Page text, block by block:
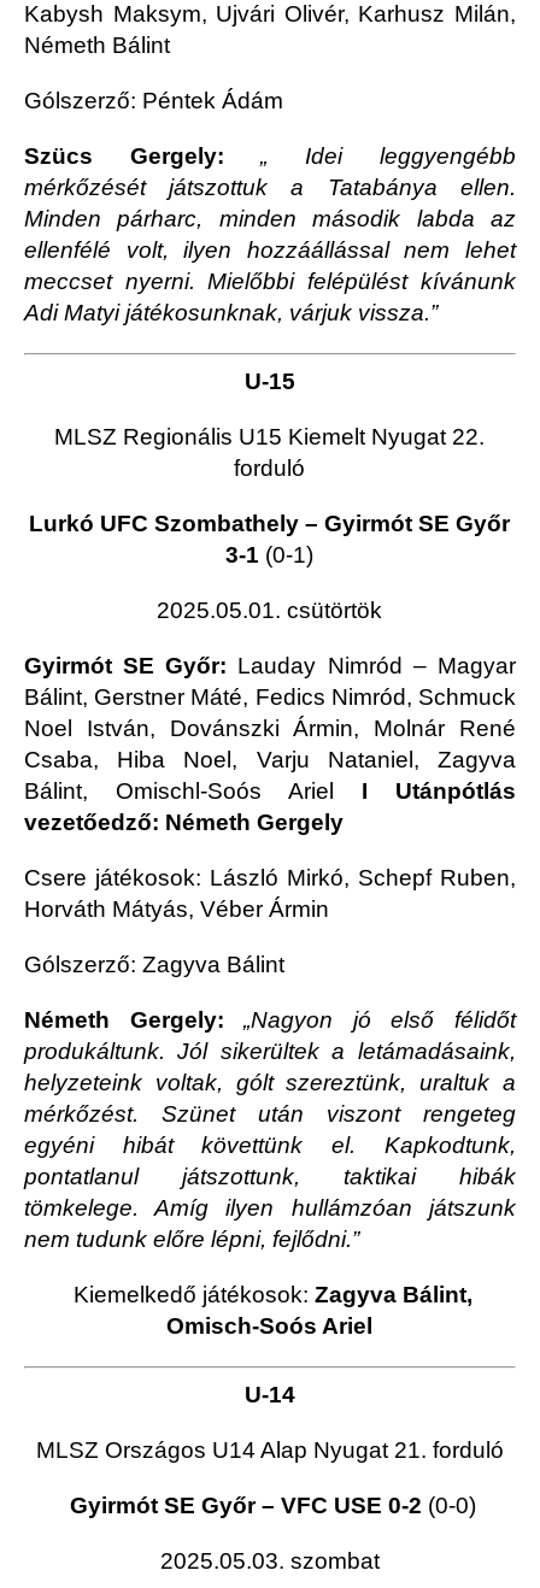
Kabysh Maksym, Ujvári Olivér, Karhusz Milán,
Németh Bálint
Gólszerző: Péntek Ádám
Szücs Gergely:„ Idei leggyengébb
mérkőzését játszottuk a Tatabánya ellen.
Minden párharc, minden második labda az
ellenfélé volt, ilyen hozzáállással nem lehet
meccset nyerni. Mielőbbi felépülést kívánunk
Adi Matyi játékosunknak, várjuk vissza.”
U-15
MLSZ Regionális U15 Kiemelt Nyugat 22.
forduló
Lurkó UFC Szombathely – Gyirmót SE Győr
3-1 (0-1)
2025.05.01. csütörtök
Gyirmót SE Győr: Lauday Nimród – Magyar
Bálint, Gerstner Máté, Fedics Nimród, Schmuck
Noel István, Dovánszki Ármin, Molnár René
Csaba, Hiba Noel, Varju Nataniel, Zagyva
Bálint, Omischl-Soós Ariel I Utánpótlás
vezetőedző: Németh Gergely
Csere játékosok: László Mirkó, Schepf Ruben,
Horváth Mátyás, Véber Ármin
Gólszerző: Zagyva Bálint
Németh Gergely:
„Nagyon jó első félidőt
produkáltunk. Jól sikerültek a letámadásaink,
helyzeteink voltak, gólt szereztünk, uraltuk a
mérkőzést. Szünet után viszont rengeteg
egyéni hibát követtünk el. Kapkodtunk,
pontatlanul játszottunk, taktikai hibák
tömkelege. Amíg ilyen hullámzóan játszunk
nem tudunk előre lépni, fejlődni.”
Kiemelkedő játékosok: Zagyva Bálint,
Omisch-Soós Ariel
U-14
MLSZ Országos U14 Alap Nyugat 21. forduló
Gyirmót SE Győr – VFC USE 0-2 (0-0)
2025.05.03. szombat